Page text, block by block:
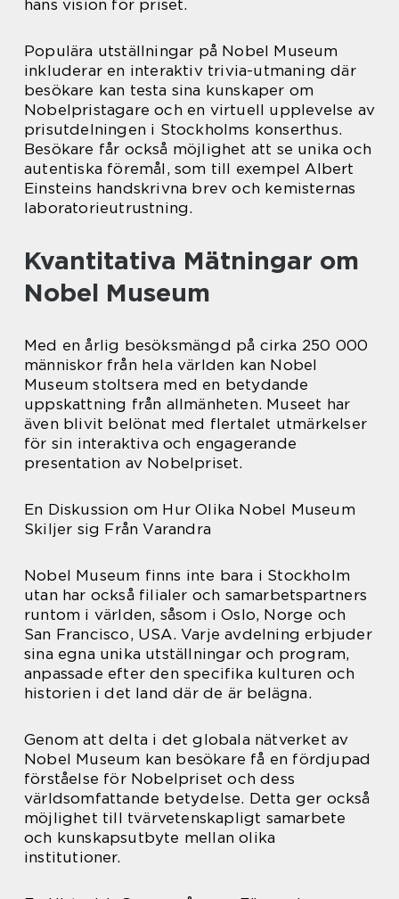
hans vision för priset.
Populära utställningar på Nobel Museum
inkluderar en interaktiv trivia-utmaning där
besökare kan testa sina kunskaper om
Nobelpristagare och en virtuell upplevelse av
prisutdelningen i Stockholms konserthus.
Besökare får också möjlighet att se unika och
autentiska föremål, som till exempel Albert
Einsteins handskrivna brev och kemisternas
laboratorieutrustning.
Kvantitativa Mätningar om
Nobel Museum
Med en årlig besöksmängd på cirka 250 000
människor från hela världen kan Nobel
Museum stoltsera med en betydande
uppskattning från allmänheten. Museet har
även blivit belönat med flertalet utmärkelser
för sin interaktiva och engagerande
presentation av Nobelpriset.
En Diskussion om Hur Olika Nobel Museum
Skiljer sig Från Varandra
Nobel Museum finns inte bara i Stockholm
utan har också filialer och samarbetspartners
runtom i världen, såsom i Oslo, Norge och
San Francisco, USA. Varje avdelning erbjuder
sina egna unika utställningar och program,
anpassade efter den specifika kulturen och
historien i det land där de är belägna.
Genom att delta i det globala nätverket av
Nobel Museum kan besökare få en fördjupad
förståelse för Nobelpriset och dess
världsomfattande betydelse. Detta ger också
möjlighet till tvärvetenskapligt samarbete
och kunskapsutbyte mellan olika
institutioner.